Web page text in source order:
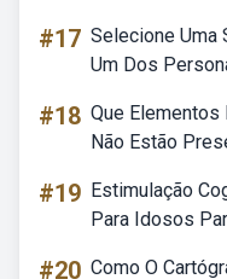
#17 Selecione Uma
Um Dos
#18 Que Elementos
Não Estão
#19 Estimulação
Para Idosos
#20 Como O